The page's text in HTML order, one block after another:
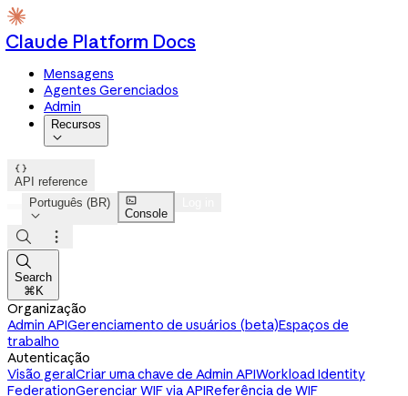
Claude Platform Docs
Mensagens
Agentes Gerenciados
Admin
Recursos


API reference
Português (BR)


Console



Search
⌘K
Organização
Admin APIGerenciamento de usuários (beta)Espaços de
trabalho
Autenticação
Visão geralCriar uma chave de Admin APIWorkload Identity
FederationGerenciar WIF via APIReferência de WIF